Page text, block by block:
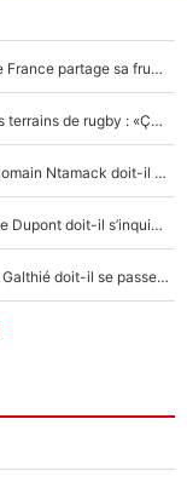
Mis de côté par Fabien Galthié, un joueur du XV de France partage sa frustration : «ils ne me l’ont pas dit tout de suite»
La raison d'être de Matthieu Jalibert en dehors des terrains de rugby : «Ça m'atteint autant que si tu touches à un membre de ma famille»
XV de France - Matthieu Jalibert a tout changé : Romain Ntamack doit-il s’inquiéter pour sa place à un an de la Coupe du monde ?
«Le XV de France est meilleur avec Lucu» : Antoine Dupont doit-il s’inquiéter pour sa place ?
Le XV de France a trouvé son remplaçant : Fabien Galthié doit-il se passer d'Antoine Dupont ?